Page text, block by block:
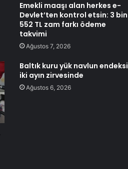
Emekli maaşı alan herkes e-
Devlet’ten kontrol etsin: 3 bin
552 TL zam farkı ödeme
takvimi
Ağustos 7, 2026
Baltık kuru yük navlun endeksi
iki ayın zirvesinde
Ağustos 6, 2026